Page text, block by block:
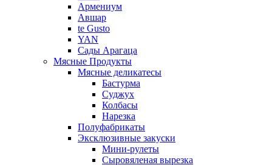
Армениум
Авшар
te Gusto
YAN
Сады Арагаца
Мясные Продукты
Мясные деликатесы
Бастурма
Суджух
Колбасы
Нарезка
Полуфабрикаты
Эксклюзивные закуски
Мини-рулеты
Сыровяленая вырезка